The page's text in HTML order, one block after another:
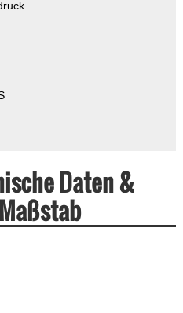
Daten &